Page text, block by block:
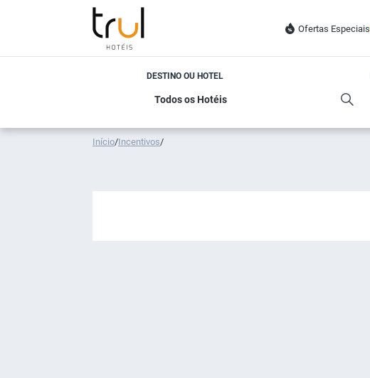
Ofertas Especiais
DESTINO OU HOTEL
Início/Incentivos/